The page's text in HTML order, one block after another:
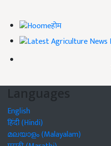
होम
Languages
English
हिंदी (Hindi)
മലയാളം (Malayalam)